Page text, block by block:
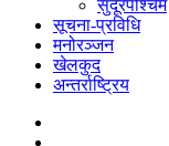
सुदूरपश्चिम
सूचना-प्रविधि
मनोरञ्जन
खेलकुद
अन्तर्राष्ट्रिय